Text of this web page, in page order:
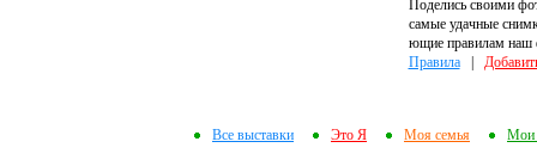
Поделись своими
самые удачные
ющие правилам наш
Правила|
Все выставки Это Я Моя семья Мои